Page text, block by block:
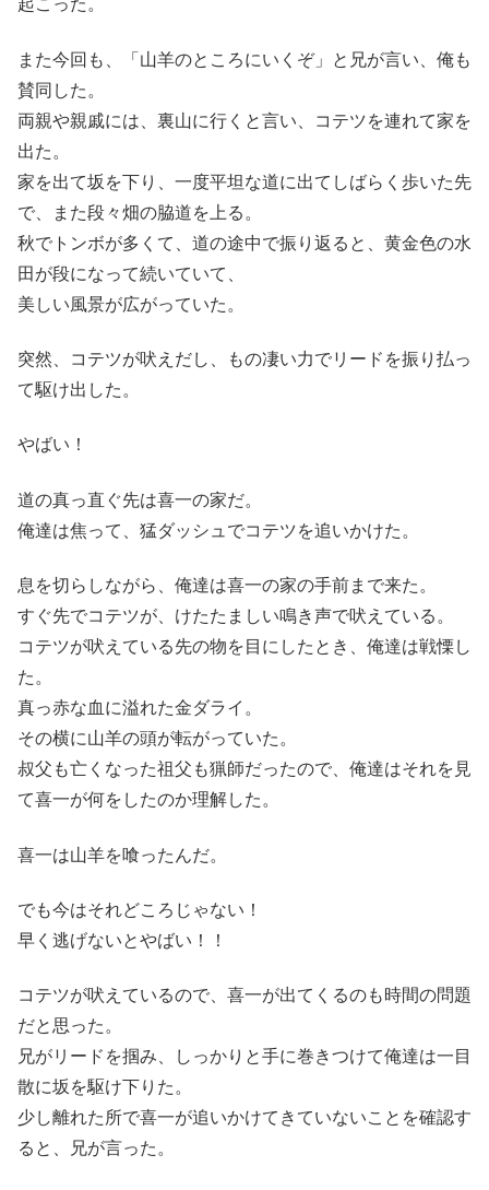
起こった。
また今回も、「山羊のところにいくぞ」と兄が言い、俺も
賛同した。
両親や親戚には、裏山に行くと言い、コテツを連れて家を
出た。
家を出て坂を下り、一度平坦な道に出てしばらく歩いた先
で、また段々畑の脇道を上る。
秋でトンボが多くて、道の途中で振り返ると、黄金色の水
田が段になって続いていて、
美しい風景が広がっていた。
突然、コテツが吠えだし、もの凄い力でリードを振り払っ
て駆け出した。
やばい！
道の真っ直ぐ先は喜一の家だ。
俺達は焦って、猛ダッシュでコテツを追いかけた。
息を切らしながら、俺達は喜一の家の手前まで来た。
すぐ先でコテツが、けたたましい鳴き声で吠えている。
コテツが吠えている先の物を目にしたとき、俺達は戦慄し
た。
真っ赤な血に溢れた金ダライ。
その横に山羊の頭が転がっていた。
叔父も亡くなった祖父も猟師だったので、俺達はそれを見
て喜一が何をしたのか理解した。
喜一は山羊を喰ったんだ。
でも今はそれどころじゃない！
早く逃げないとやばい！！
コテツが吠えているので、喜一が出てくるのも時間の問題
だと思った。
兄がリードを掴み、しっかりと手に巻きつけて俺達は一目
散に坂を駆け下りた。
少し離れた所で喜一が追いかけてきていないことを確認す
ると、兄が言った。